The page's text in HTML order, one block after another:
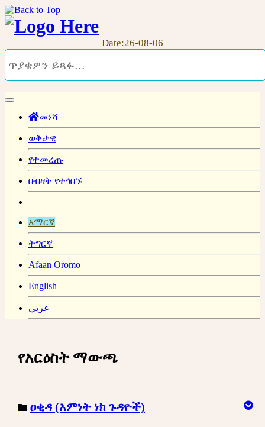
Date:26-08-06
መነሻ
ወቅታዊ
የተመረጡ
በብዛት የተጎበኙ
አማርኛ
ትግርኛ
Afaan Oromo
English
عربي
የአርዕስት ማውጫ
ዐቂዳ (እምነት ነክ ጉዳዮች)